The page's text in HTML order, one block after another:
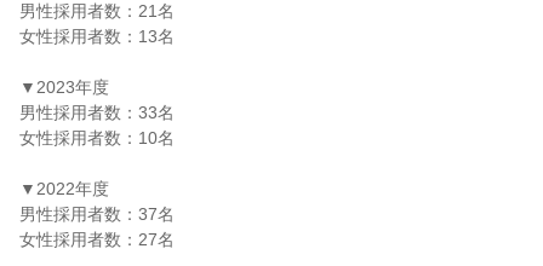
男性採用者数：21名
女性採用者数：13名
▼2023年度
男性採用者数：33名
女性採用者数：10名
▼2022年度
男性採用者数：37名
女性採用者数：27名